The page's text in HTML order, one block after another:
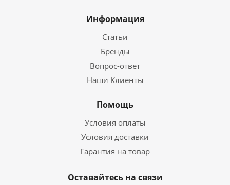
Информация
Статьи
Бренды
Вопрос-ответ
Наши Клиенты
Помощь
Условия оплаты
Условия доставки
Гарантия на товар
Оставайтесь на связи